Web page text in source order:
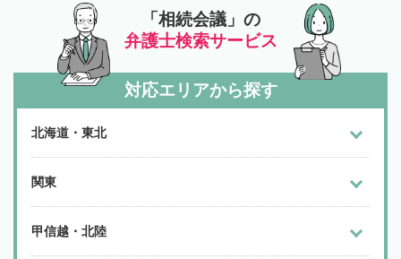
「相続会議」の
弁護士検索サービス
対応エリアから探す
北海道・東北
関東
甲信越・北陸